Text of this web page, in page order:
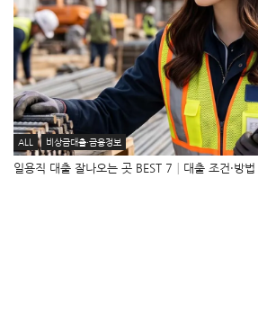
ALL 비상금대출·금융정보
일용직 대출 잘나오는 곳 BEST 7│대출 조건·방법